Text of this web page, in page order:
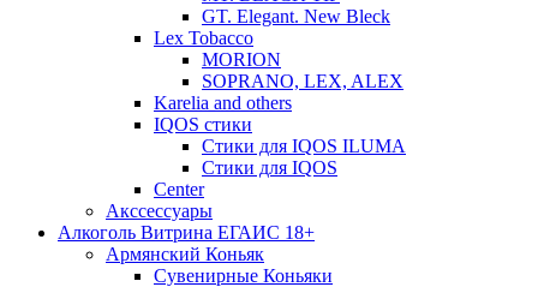
GT. Elegant. New Bleck
Lex Tobacco
MORION
SOPRANO, LEX, ALEX
Karelia and others
IQOS стики
Стики для IQOS ILUMA
Стики для IQOS
Сenter
Акссессуары
Алкоголь Витрина ЕГАИС 18+
Армянский Коньяк
Сувенирные Коньяки